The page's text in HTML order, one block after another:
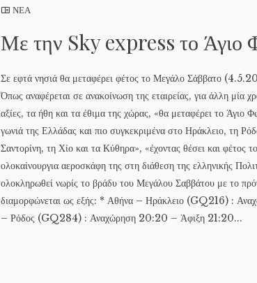
ΝΕΑ
Με την Sky express το Άγιο
Σε εφτά νησιά θα μεταφέρει φέτος το Μεγάλο Σάββατο
Όπως αναφέρεται σε ανακοίνωση της εταιρείας, για άλλη
αξίες, τα ήθη και τα έθιμα της χώρας, «θα μεταφέρει το Άγιο
γωνιά της Ελλάδας και πιο συγκεκριμένα στο Ηράκλειο, τη
Σαντορίνη, τη Χίο και τα Κύθηρα», «έχοντας θέσει και φέτος
ολοκαίνουργια αεροσκάφη της στη διάθεση της ελληνικής
ολοκληρωθεί νωρίς το βράδυ του Μεγάλου Σαββάτου με το
διαμορφώνεται ως εξής: * Αθήνα – Ηράκλειο (GQ216) :
– Ρόδος (GQ284) : Αναχώρηση 20:20 – Άφιξη 21:20...